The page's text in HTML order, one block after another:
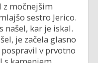
z močnejšim
sestro Jerico.
našel, kar je iskal.
je začela glasno
v prvotno